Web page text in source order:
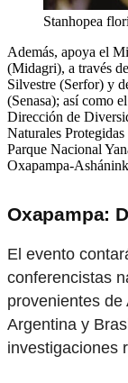
Stanhopea
Además, apoya el
(Midagri), a través
Silvestre (Serfor) y
(Senasa); así como
Dirección de
Naturales
Parque Nacional
Oxapampa-
Oxapampa:
El evento
conferencistas
provenientes
Argentina y
investigaciones